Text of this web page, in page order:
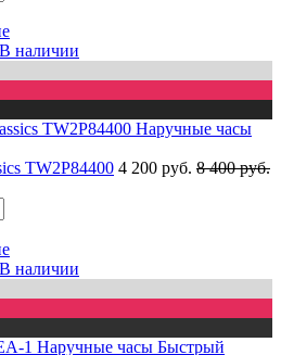
В наличии
TW2P84400 4 200 руб. 8 400 руб.
В наличии
Быстрый